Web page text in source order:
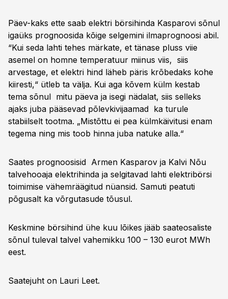
Päev-kaks ette saab elektri börsihinda Kasparovi sõnul
igaüks prognoosida kõige selgemini ilmaprognoosi abil.
“Kui seda lahti tehes märkate, et tänase pluss viie
asemel on homne temperatuur miinus viis, siis
arvestage, et elektri hind läheb päris krõbedaks kohe
kiiresti,“ ütleb ta välja. Kui aga kõvem külm kestab
tema sõnul mitu päeva ja isegi nädalat, siis selleks
ajaks juba pääsevad põlevkivijaamad ka turule
stabiilselt tootma. „Mistõttu ei pea külmkäivitusi enam
tegema ning mis toob hinna juba natuke alla.“
Saates prognoosisid Armen Kasparov ja Kalvi Nõu
talvehooaja elektrihinda ja selgitavad lahti elektribörsi
toimimise vähemräägitud nüansid. Samuti peatuti
põgusalt ka võrgutasude tõusul.
Keskmine börsihind ühe kuu lõikes jääb saateosaliste
sõnul tuleval talvel vahemikku 100 – 130 eurot MWh
eest.
Saatejuht on Lauri Leet.